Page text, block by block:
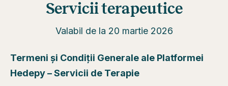
Servicii terapeutice
Valabil de la 20 martie 2026
Termeni și Condiții Generale ale Platformei
Hedepy – Servicii de Terapie